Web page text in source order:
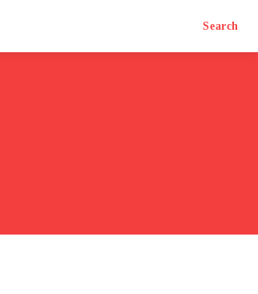
Search